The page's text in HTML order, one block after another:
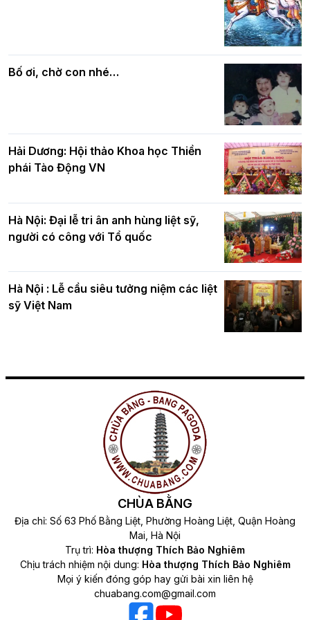
nhân mùa Phật đản PL.2570
Phật giáo chính tín Phần 7: Luật nhân
quả
Bố ơi, chờ con nhé…
Hải Dương: Hội thảo Khoa học Thiền
phái Tào Động VN
Hà Nội: Đại lễ tri ân anh hùng liệt sỹ,
người có công với Tổ quốc
Hà Nội : Lễ cầu siêu tưởng niệm các liệt
sỹ Việt Nam
CHÙA BẰNG
Địa chỉ: Số 63 Phố Bằng Liệt, Phường Hoàng Liệt, Quận Hoàng
Mai, Hà Nội
Trụ trì: Hòa thượng Thích Bảo Nghiêm
Chịu trách nhiệm nội dung: Hòa thượng Thích Bảo Nghiêm
Mọi ý kiến đóng góp hay gửi bài xin liên hệ
chuabang.com@gmail.com